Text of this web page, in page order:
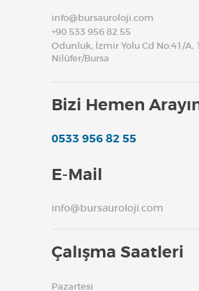
info@bursauroloji.com
+90 533 956 82 55
Odunluk, İzmir Yolu Cd No:41/A,
Nilüfer/Bursa
Bizi Hemen
0533 956 82 55
E-Mail
info@bursauroloji.com
Çalışma Saatleri
Pazartesi